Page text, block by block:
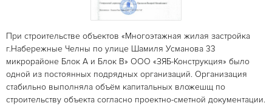
При строительстве объектов «Многоэтажная жилая застройка
г.Набережные Челны по улице Шамиля Усманова 33
микрорайоне Блок А и Блок В» ООО «ЗЯБ-Конструкция» было
одной из постоянных подрядных организаций. Организация
стабильно выполняла объём капитальных вложешщ по
строительству объекта согласно проектно-сметной документации.